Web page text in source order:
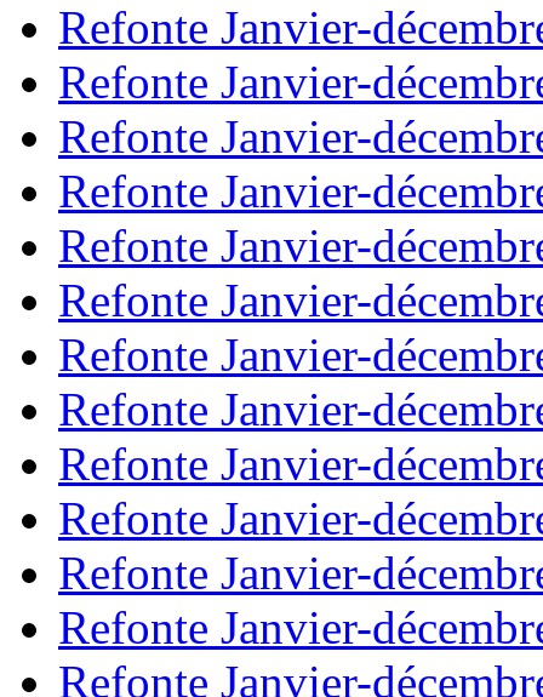
Refonte Janvier-
Refonte Janvier-
Refonte Janvier-
Refonte Janvier-
Refonte Janvier-
Refonte Janvier-
Refonte Janvier-
Refonte Janvier-
Refonte Janvier-
Refonte Janvier-
Refonte Janvier-
Refonte Janvier-
Refonte Janvier-